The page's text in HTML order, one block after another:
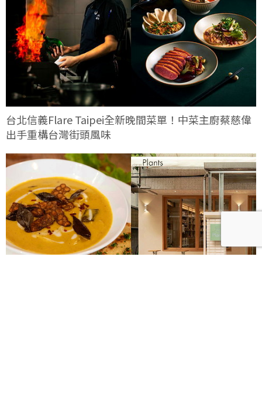
台北信義Flare Taipei全新晚間菜單！中菜主廚蔡慈偉
出手重構台灣街頭風味